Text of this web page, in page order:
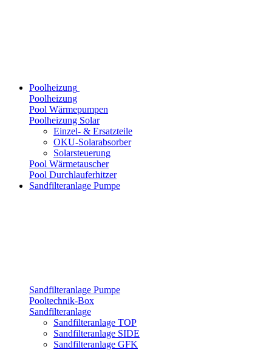
Poolheizung
Poolheizung
Pool Wärmepumpen
Poolheizung Solar
Einzel- & Ersatzteile
OKU-Solarabsorber
Solarsteuerung
Pool Wärmetauscher
Pool Durchlauferhitzer
Sandfilteranlage Pumpe
Sandfilteranlage Pumpe
Pooltechnik-Box
Sandfilteranlage
Sandfilteranlage TOP
Sandfilteranlage SIDE
Sandfilteranlage GFK